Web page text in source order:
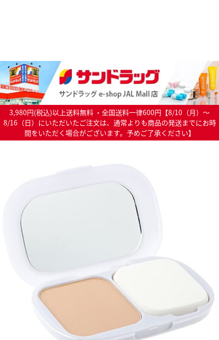
3,980円(税込)以上送料無料 ・全国送料一律600円【8/10（月）～
8/16（日）にいただいたご注文は、通常よりも商品の発送までにお時
間をいただく場合がございます。予めご了承ください】